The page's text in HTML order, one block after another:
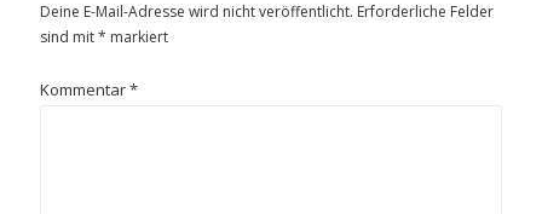
Deine E-Mail-Adresse wird nicht veröffentlicht. Erforderliche Felder
sind mit* markiert
Kommentar*